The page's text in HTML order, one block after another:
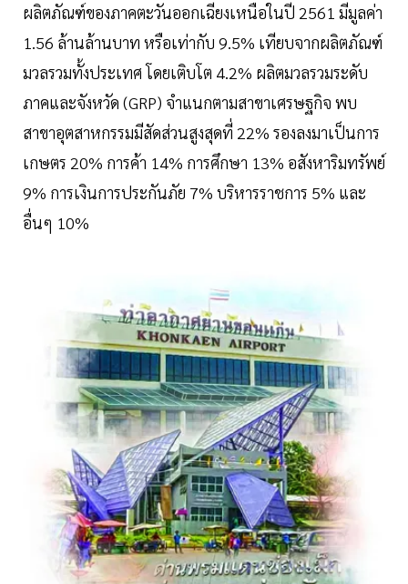
ผลิตภัณฑ์ของภาคตะวันออกเฉียงเหนือในปี 2561 มีมูลค่า
1.56 ล้านล้านบาท หรือเท่ากับ 9.5% เทียบจากผลิตภัณฑ์
มวลรวมทั้งประเทศ โดยเติบโต 4.2% ผลิตมวลรวมระดับ
ภาคและจังหวัด (GRP) จำแนกตามสาขาเศรษฐกิจ พบ
สาขาอุตสาหกรรมมีสัดส่วนสูงสุดที่ 22% รองลงมาเป็นการ
เกษตร 20% การค้า 14% การศึกษา 13% อสังหาริมทรัพย์
9% การเงินการประกันภัย 7% บริหารราชการ 5% และ
อื่นๆ 10%